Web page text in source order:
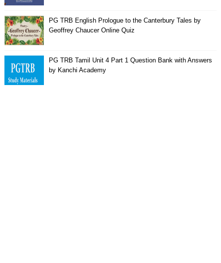
PG TRB English Prologue to the Canterbury Tales by
Geoffrey Chaucer Online Quiz
PG TRB Tamil Unit 4 Part 1 Question Bank with Answers
by Kanchi Academy